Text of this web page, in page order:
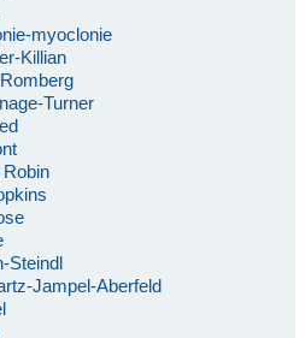
myoclonie
Killian
Turner
Steindl
Jampel-Aberfeld